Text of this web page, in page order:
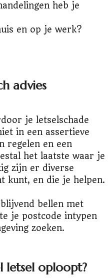
heb je
en op je werk?
advies
je letselschade
in een assertieve
regelen en een
het laatste waar je
zijn er diverse
kunt, en die je helpen.
bellen met
je postcode intypen
zoeken.
letsel oploopt?